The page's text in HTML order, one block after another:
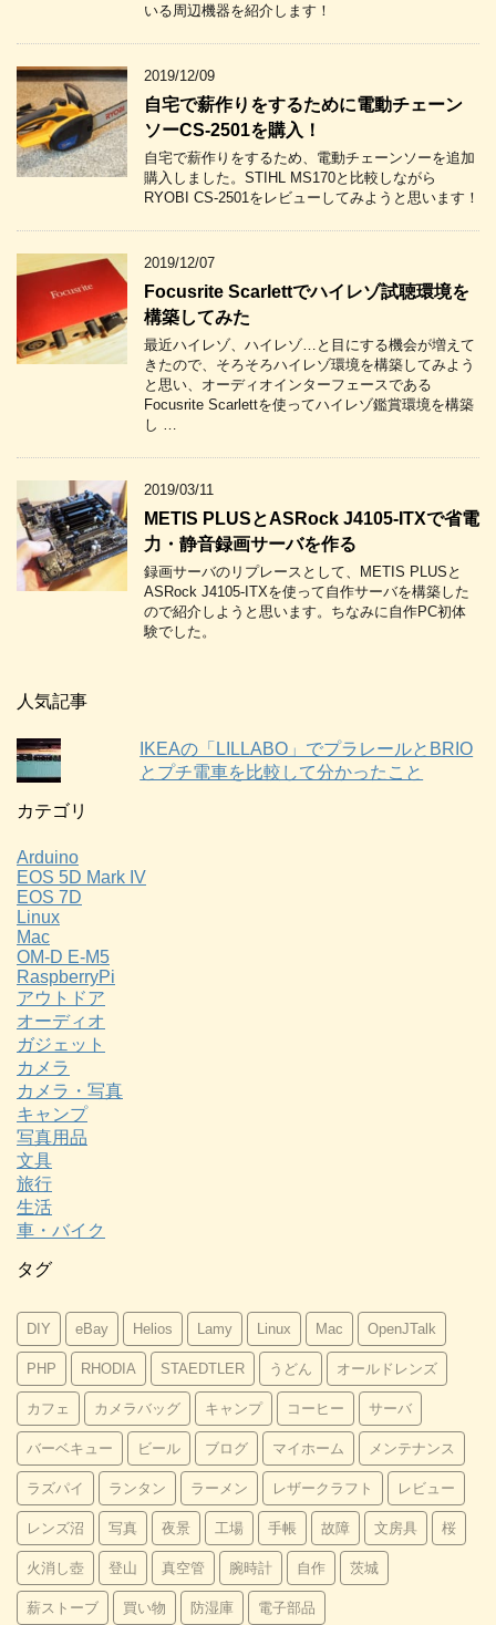
いる周辺機器を紹介します！
2019/12/09
自宅で薪作りをするために電動チェーン
ソーCS-2501を購入！
自宅で薪作りをするため、電動チェーンソーを追加
購入しました。STIHL MS170と比較しながら
RYOBI CS-2501をレビューしてみようと思います！
2019/12/07
Focusrite Scarlettでハイレゾ試聴環境を
構築してみた
最近ハイレゾ、ハイレゾ…と目にする機会が増えて
きたので、そろそろハイレゾ環境を構築してみよう
と思い、オーディオインターフェースである
Focusrite Scarlettを使ってハイレゾ鑑賞環境を構築
し …
2019/03/11
METIS PLUSとASRock J4105-ITXで省電
力・静音録画サーバを作る
録画サーバのリプレースとして、METIS PLUSと
ASRock J4105-ITXを使って自作サーバを構築した
ので紹介しようと思います。ちなみに自作PC初体
験でした。
人気記事
IKEAの「LILLABO」でプラレールとBRIO
とプチ電車を比較して分かったこと
カテゴリ
Arduino
EOS 5D Mark IV
EOS 7D
Linux
Mac
OM-D E-M5
RaspberryPi
アウトドア
オーディオ
ガジェット
カメラ
カメラ・写真
キャンプ
写真用品
文具
旅行
生活
車・バイク
タグ
DIY eBay Helios Lamy Linux Mac OpenJTalk
PHP RHODIA STAEDTLER うどん オールドレンズ
カフェ カメラバッグ キャンプ コーヒー サーバ
バーベキュー ビール ブログ マイホーム メンテナンス
ラズパイ ランタン ラーメン レザークラフト レビュー
レンズ沼 写真 夜景 工場 手帳 故障 文房具 桜
火消し壺 登山 真空管 腕時計 自作 茨城
薪ストーブ 買い物 防湿庫 電子部品